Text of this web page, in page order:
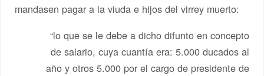
mandasen pagar a la viuda e hijos del virrey muerto:
“lo que se le debe a dicho difunto en concepto
de salario, cuya cuantía era: 5.000 ducados al
año y otros 5.000 por el cargo de presidente de